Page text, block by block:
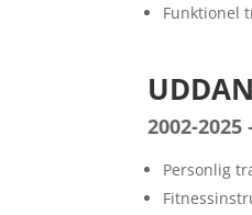
Funktionel
2002-
Personlig